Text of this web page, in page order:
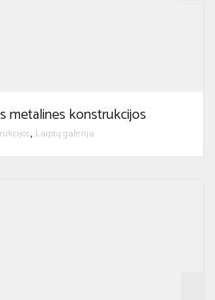
metalines konstrukcijos
, Laiptų galerija